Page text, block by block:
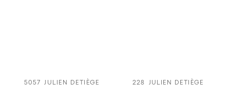
5057 JULIEN DETIÈGE 228 JULIEN DETIÈGE